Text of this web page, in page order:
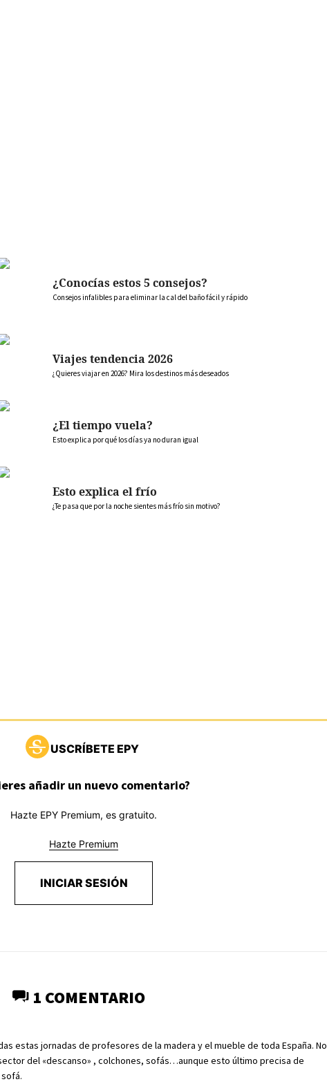
¿Conocías estos 5 consejos?
Consejos infalibles para eliminar la cal del baño fácil y rápido
Viajes tendencia 2026
¿Quieres viajar en 2026? Mira los destinos más deseados
¿El tiempo vuela?
Esto explica por qué los días ya no duran igual
Esto explica el frío
¿Te pasa que por la noche sientes más frío sin motivo?
USCRÍBETE EPY
añadir un nuevo comentario?
Hazte EPY Premium, es gratuito.
Hazte Premium
INICIAR SESIÓN
1 COMENTARIO
estas jornadas de profesores de la madera y el mueble de toda España. No
del «descanso» , colchones, sofás…aunque esto último precisa de